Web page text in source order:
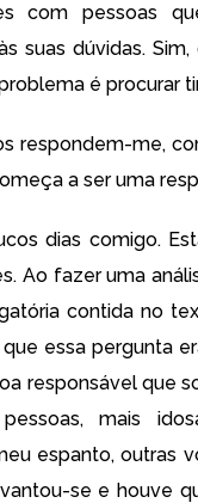
com pessoas
suas dúvidas.
é procurar
respondem-me,
a ser uma
dias comigo.
Ao fazer uma
contida no
essa pergunta
responsável que
mais
espanto, outras
se e houve